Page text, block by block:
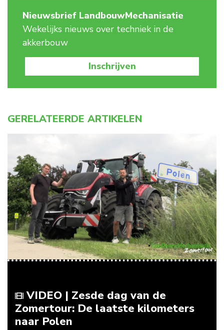
Nieuwsbrief LandbouwMechanisatie
Wekelijks nieuws over techniek in de
akkerbouw
Inschrijven
GERELATEERDE ARTIKELEN
VIDEO | Zesde dag van de
Zomertour: De laatste kilometers
naar Polen